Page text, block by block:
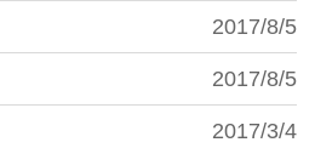
2017/8/5
2017/8/5
2017/3/4